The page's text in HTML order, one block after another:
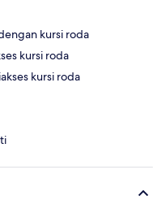
kursi roda
kursi roda
kursi roda